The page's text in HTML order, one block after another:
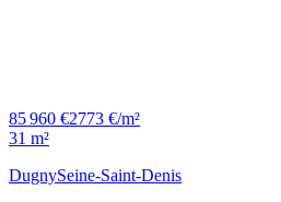
85 960 €2773 €/m²
31 m²
DugnySeine-Saint-Denis